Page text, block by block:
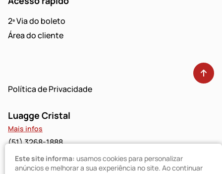
2ª Via do boleto
Área do cliente
Política de Privacidade
Luagge Cristal
Mais infos
(51) 3268-1888
Luagge Bravo
Este site informa: usamos cookies para personalizar
anúncios e melhorar a sua experiência no site. Ao continuar